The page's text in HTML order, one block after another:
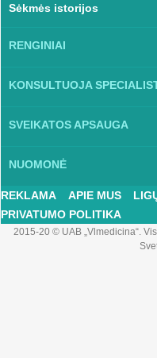
Sėkmės istorijos
RENGINIAI
KONSULTUOJA
SVEIKATOS APSAUGA
NUOMONĖ
REKLAMA APIE MUS
PRIVATUMO POLITIKA
2015-20 © UAB „Vlmedicina“.